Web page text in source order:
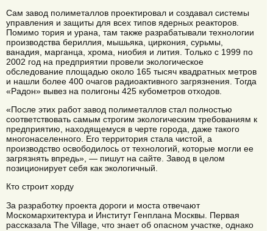
Сам завод полиметаллов проектировал и создавал системы
управления и защиты для всех типов ядерных реакторов.
Помимо тория и урана, там также разрабатывали технологии
производства бериллия, мышьяка, циркония, сурьмы,
ванадия, марганца, хрома, ниобия и лития. Только с 1999 по
2002 год на предприятии провели экологическое
обследование площадью около 165 тысяч квадратных метров
и нашли более 400 очагов радиоактивного загрязнения. Тогда
«Радон» вывез на полигоны 425 кубометров отходов.
«После этих работ завод полиметаллов стал полностью
соответствовать самым строгим экологическим требованиям к
предприятию, находящемуся в черте города, даже такого
многонаселенного. Его территория стала чистой, а
производство освободилось от технологий, которые могли ее
загрязнять впредь», — пишут на сайте. Завод в целом
позиционирует себя как экологичный.
Кто строит хорду
За разработку проекта дороги и моста отвечают
Москомархитектура и Институт Генплана Москвы. Первая
рассказала The Village, что знает об опасном участке, однако